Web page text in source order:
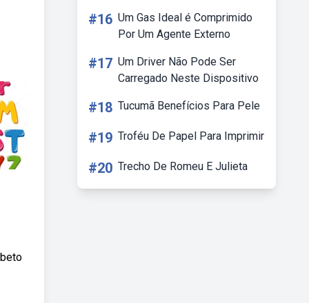
#16 Um Gas Ideal é Comprimido
Por Um Agente Externo
#17 Um Driver Não Pode Ser
Carregado Neste Dispositivo
#18 Tucumã Benefícios Para Pele
#19 Troféu De Papel Para Imprimir
#20 Trecho De Romeu E Julieta